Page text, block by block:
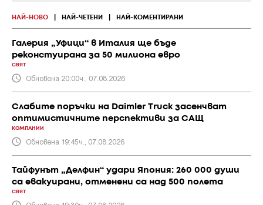
НАЙ-НОВО НАЙ-ЧЕТЕНИ НАЙ-КОМЕНТИРАНИ
Галерия „Уфици“ в Италия ще бъде
реконстуирана за 50 милиона евро
СВЯТ
Обновена 20:00ч., 07.08.2026
Слабите поръчки на Daimler Truck засенчват
оптимистичните перспективи за САЩ
КОМПАНИИ
Обновена 19:45ч., 07.08.2026
Тайфунът „Делфин“ удари Япония: 260 000 души
са евакуирани, отменени са над 500 полета
СВЯТ